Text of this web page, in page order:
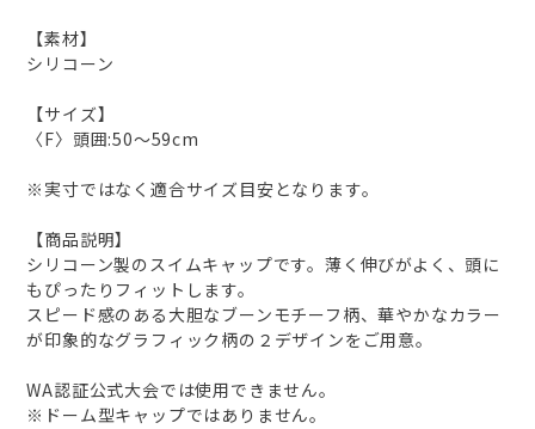
【素材】
シリコーン
【サイズ】
〈F〉頭囲:50～59cm
※実寸ではなく適合サイズ目安となります。
【商品説明】
シリコーン製のスイムキャップです。薄く伸びがよく、頭に
もぴったりフィットします。
スピード感のある大胆なブーンモチーフ柄、華やかなカラー
が印象的なグラフィック柄の２デザインをご用意。
WA認証公式大会では使用できません。
※ドーム型キャップではありません。